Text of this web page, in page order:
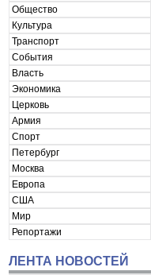
Общество
Культура
Транспорт
События
Власть
Экономика
Церковь
Армия
Спорт
Петербург
Москва
Европа
США
Мир
Репортажи
ЛЕНТА НОВОСТЕЙ